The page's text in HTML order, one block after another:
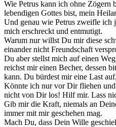
Wie Petrus kann ich ohne Zögern
lebendigen Gottes bist, mein
Und genau wie Petrus zweifle
mich erschreckt und entmutigt.
Warum nur willst Du mir diese
einander nicht Freundschaft
Du aber stellst mich auf einen
reichst mir einen Becher, dessen
kann. Du bürdest mir eine Last
Könnte ich nur vor Dir fliehen
nicht von Dir los! Hilf mir. Lass
Gib mir die Kraft, niemals an
immer mit mir geschehen mag.
Mach Du, dass Dein Wille